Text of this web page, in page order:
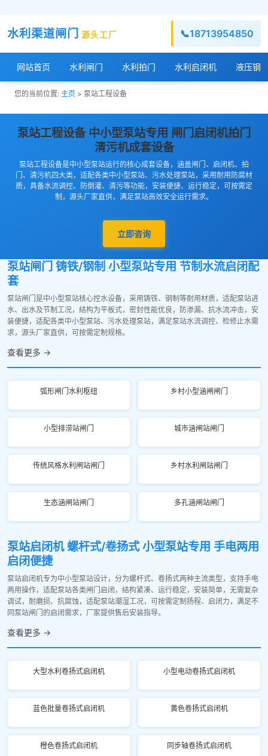
水利渠道闸门 源头工厂 📞18713954850
网站首页 水利闸门 水利拍门 水利启闭机 液压钢
您的当前位置: 主页 > 泵站工程设备
泵站工程设备 中小型泵站专用 闸门启闭机拍门
清污机成套设备
泵站工程设备是中小型泵站运行的核心成套设备，涵盖闸门、启闭机、拍
门、清污机四大类，适配各类中小型泵站、污水处理泵站，采用耐用防腐材
质，具备水流调控、防倒灌、清污等功能，安装便捷、运行稳定，可按需定
制，源头厂家直供，满足泵站高效安全运行需求。
立即咨询
泵站闸门 铸铁/钢制 小型泵站专用 节制水流启闭配
套
泵站闸门是中小型泵站核心控水设备，采用铸铁、钢制等耐用材质，适配泵站进
水、出水及节制工况，结构为平板式，密封性能优良，防渗漏、抗水流冲击，安
装便捷，适配各类中小型泵站、污水处理泵站，满足泵站水流调控、检修止水需
求，源头厂家直供，可按需定制规格。
查看更多 →
弧形闸门水利枢纽 乡村小型涵闸闸门
小型排涝站闸门 城市涵闸站闸门
传统风格水利闸站闸门 乡村水利闸站闸门
生态涵闸站闸门 多孔涵闸站闸门
泵站启闭机 螺杆式/卷扬式 小型泵站专用 手电两用
启闭便捷
泵站启闭机专为中小型泵站设计，分为螺杆式、卷扬式两种主流类型，支持手电
两用操作，适配泵站各类闸门启闭，结构紧凑、运行稳定，安装简单，无需复杂
调试，耐磨损、抗腐蚀，适配泵站潮湿工况，可按需定制扬程、启闭力，满足不
同泵站闸门的启闭需求，厂家提供售后安装指导。
查看更多 →
大型水利卷扬式启闭机 小型电动卷扬式启闭机
蓝色批量卷扬式启闭机 黄色卷扬式启闭机
橙色卷扬式启闭机 同步轴卷扬式启闭机